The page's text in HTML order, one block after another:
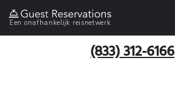
Een onafhankelijk reisnetwerk
(833) 312-6166